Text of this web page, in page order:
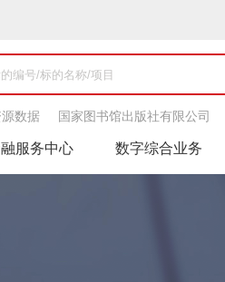
数据 国家图书馆出版社有限公司
服务中心 数字综合业务